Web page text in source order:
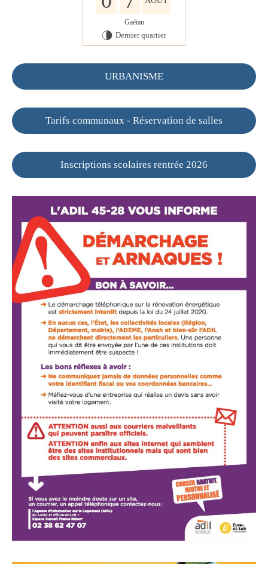
Gaétan
U Dernier quartier
URBANISME
Tarifs communaux - Réservation de salles
Inscriptions scolaires rentrée 2026